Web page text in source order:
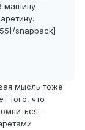
машину
snapback]
мысль тоже
того, что
-